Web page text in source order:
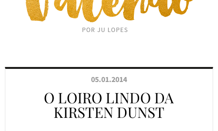
05.01.2014
O LOIRO LINDO DA
KIRSTEN DUNST